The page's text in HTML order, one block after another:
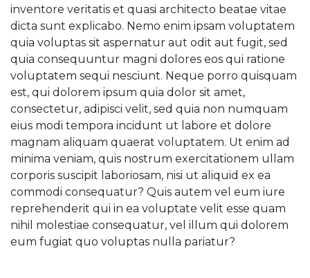
inventore veritatis et quasi architecto beatae vitae
dicta sunt explicabo. Nemo enim ipsam voluptatem
quia voluptas sit aspernatur aut odit aut fugit, sed
quia consequuntur magni dolores eos qui ratione
voluptatem sequi nesciunt. Neque porro quisquam
est, qui dolorem ipsum quia dolor sit amet,
consectetur, adipisci velit, sed quia non numquam
eius modi tempora incidunt ut labore et dolore
magnam aliquam quaerat voluptatem. Ut enim ad
minima veniam, quis nostrum exercitationem ullam
corporis suscipit laboriosam, nisi ut aliquid ex ea
commodi consequatur? Quis autem vel eum iure
reprehenderit qui in ea voluptate velit esse quam
nihil molestiae consequatur, vel illum qui dolorem
eum fugiat quo voluptas nulla pariatur?